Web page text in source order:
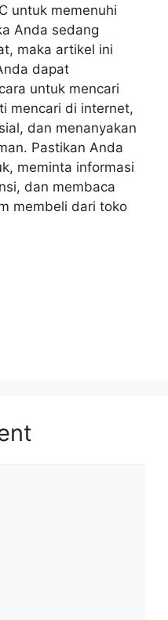
untuk memenuhi
Anda sedang
maka artikel ini
dapat
untuk mencari
mencari di internet,
dan menanyakan
Pastikan Anda
meminta informasi
dan membaca
membeli dari toko